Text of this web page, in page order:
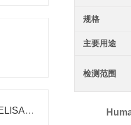
大鼠白介素20（IL20）ELISA试剂盒
规格
主要用途
检测范围